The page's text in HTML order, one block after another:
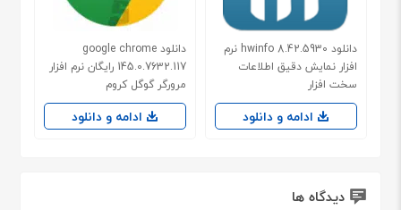
دانلود hwinfo 8.42.5930 نرم
افزار نمایش دقیق اطلاعات
سخت افزار
ادامه و دانلود
دانلود google chrome
145.0.7632.117 رایگان نرم افزار
مرورگر گوگل کروم
ادامه و دانلود
دیدگاه ها